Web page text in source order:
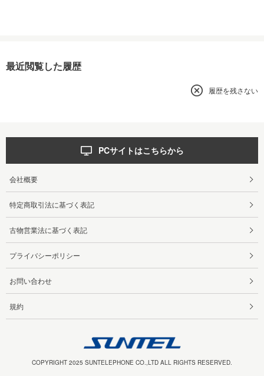
最近閲覧した履歴
履歴を残さない
PCサイトはこちらから
会社概要
特定商取引法に基づく表記
古物営業法に基づく表記
プライバシーポリシー
お問い合わせ
規約
COPYRIGHT 2025 SUNTELEPHONE CO.,LTD ALL RIGHTS RESERVED.